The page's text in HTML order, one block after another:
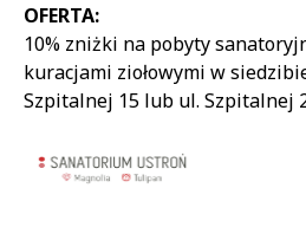
OFERTA:
10% zniżki na pobyty
kuracjami ziołowymi w
Szpitalnej 15 lub ul. Szpitalnej